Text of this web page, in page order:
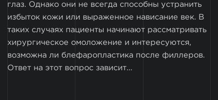
глаз. Однако они не всегда способны устранить
избыток кожи или выраженное нависание век. В
таких случаях пациенты начинают рассматривать
хирургическое омоложение и интересуются,
возможна ли блефаропластика после филлеров.
Ответ на этот вопрос зависит...